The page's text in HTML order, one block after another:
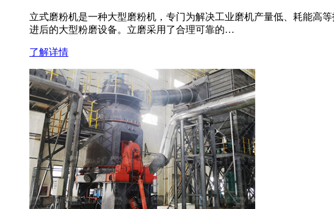
立式磨粉机是一种大型磨粉机，专门为解决工业磨机产量低、耗能高
进后的大型粉磨设备。立磨采用了合理可靠的…
了解详情